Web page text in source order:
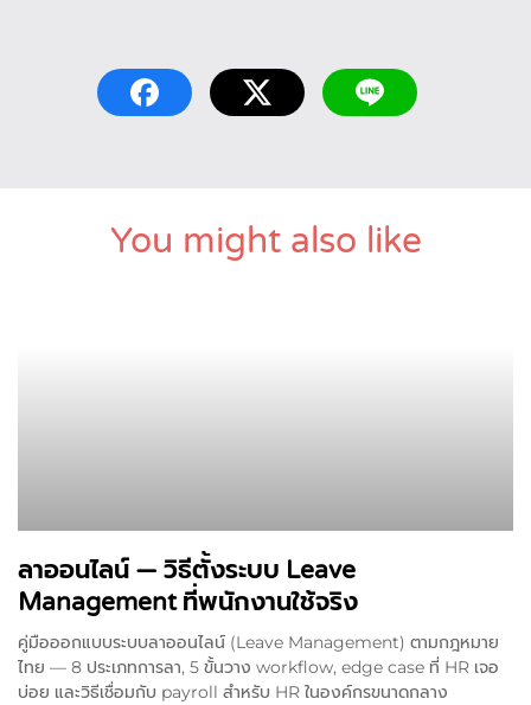
You might also like
ลาออนไลน์ — วิธีตั้งระบบ Leave
Management ที่พนักงานใช้จริง
คู่มือออกแบบระบบลาออนไลน์ (Leave Management) ตามกฎหมาย
ไทย — 8 ประเภทการลา, 5 ขั้นวาง workflow, edge case ที่ HR เจอ
บ่อย และวิธีเชื่อมกับ payroll สำหรับ HR ในองค์กรขนาดกลาง